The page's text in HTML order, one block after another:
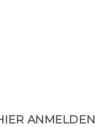
ANMELDEN